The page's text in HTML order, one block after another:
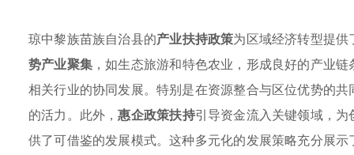
琼中黎族苗族自治县的产业扶持政策为区域经济转型提
势产业聚集 ，如生态旅游和特色农业，形成良好的产业
相关行业的协同发展。特别是在资源整合与区位优势的
的活力。此外，惠企政策扶持引导资金流入关键领域，
供了可借鉴的发展模式。这种多元化的发展策略充分展